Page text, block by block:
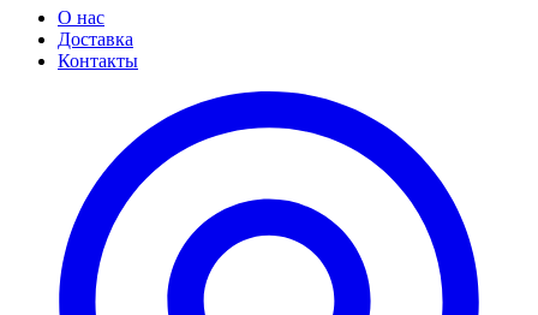
О нас
Доставка
Контакты